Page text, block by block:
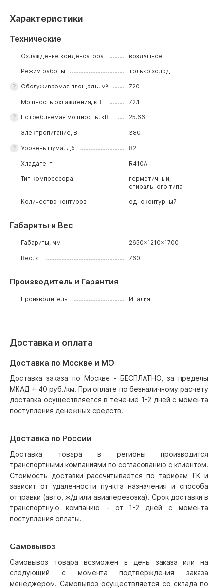
Характеристики
Технические
Охлаждение конденсатора воздушное
Режим работы только холод
Обслуживаемая площадь, м² 720
Мощность охлаждения, кВт 72.1
Потребляемая мощность, кВт 25.66
Электропитание, В 380
Уровень шума, Дб 82
Хладагент R410A
Тип компрессора
герметичный,
спирального типа
Количество контуров одноконтурный
Габариты и Вес
Габариты, мм 2650x1210x1700
Вес, кг 760
Производитель и Гарантия
Производитель Италия
Доставка и оплата
Доставка по Москве и МО
Доставка заказа по Москве - БЕСПЛАТНО, за пределы
МКАД + 40 руб./км. При оплате по безналичному расчету
доставка осуществляется в течение 1-2 дней с момента
поступления денежных средств.
Доставка по России
Доставка товара в регионы производится
транспортными компаниями по согласованию с клиентом.
Стоимость доставки рассчитывается по тарифам ТК и
зависит от удаленности пункта назначения и способа
отправки (авто, ж/д или авиаперевозка). Срок доставки в
транспортную компанию - от 1-2 дней с момента
поступления оплаты.
Самовывоз
Самовывоз товара возможен в день заказа или на
следующий с момента подтверждения заказа
менеджером. Самовывоз осуществляется со склада по